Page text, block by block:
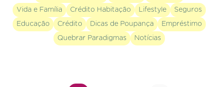
Vida e Família Crédito Habitação Lifestyle Seguros
Educação Crédito Dicas de Poupança Empréstimo
Quebrar Paradigmas Notícias